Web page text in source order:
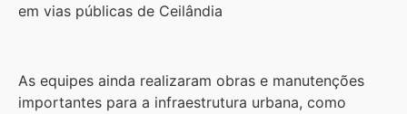
em vias públicas de Ceilândia
As equipes ainda realizaram obras e manutenções
importantes para a infraestrutura urbana, como